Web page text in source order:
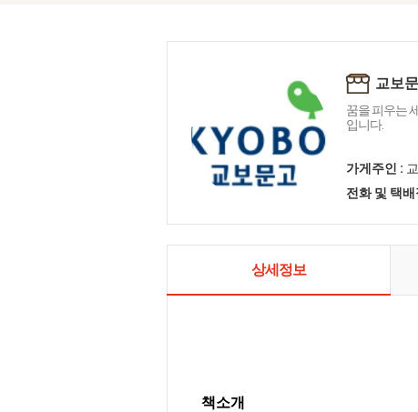
교보
꿈을 피우는
입니다.
가게주인 :
전화 및 택배
상세정보
책소개